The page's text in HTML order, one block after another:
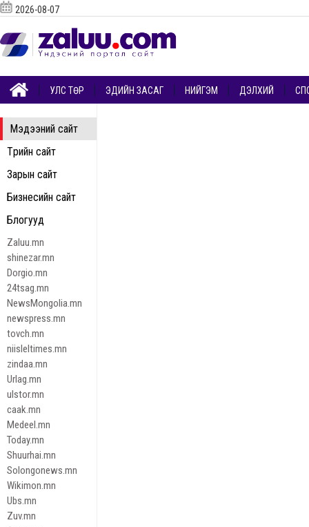
Мэдээний сайт
Төрийн сайт
Зарын сайт
Бизнесийн сайт
Блогууд
Zaluu.mn
shinezar.mn
Dorgio.mn
24tsag.mn
NewsMongolia.mn
newspress.mn
tovch.mn
niisleltimes.mn
zindaa.mn
Urlag.mn
ulstor.mn
caak.mn
Medeel.mn
Today.mn
Shuurhai.mn
Solongonews.mn
Wikimon.mn
Ubs.mn
Zuv.mn
2026-08-07
УЛС ТӨР ЭДИЙН ЗАСАГ НИЙГЭМ ДЭЛХИЙ